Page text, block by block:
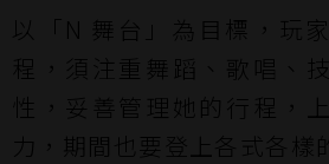
以「N 舞台」為目標，玩
程，須注重舞蹈、歌唱、
性，妥善管理她的行程，
力，期間也要登上各式各樣